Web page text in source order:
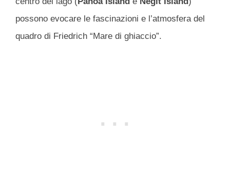
possono evocare le fascinazioni e l’atmosfera del
quadro di Friedrich “Mare di ghiaccio”.